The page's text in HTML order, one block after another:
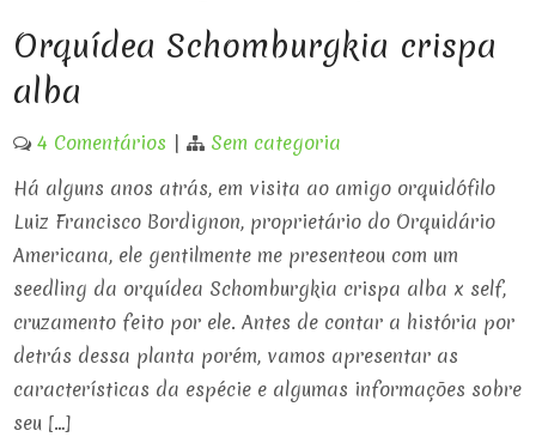
Orquídea Schomburgkia crispa
alba
4 Comentários |
Sem categoria
Há alguns anos atrás, em visita ao amigo orquidófilo
Luiz Francisco Bordignon, proprietário do Orquidário
Americana, ele gentilmente me presenteou com um
seedling da orquídea Schomburgkia crispa alba x self,
cruzamento feito por ele. Antes de contar a história por
detrás dessa planta porém, vamos apresentar as
características da espécie e algumas informações sobre
seu […]